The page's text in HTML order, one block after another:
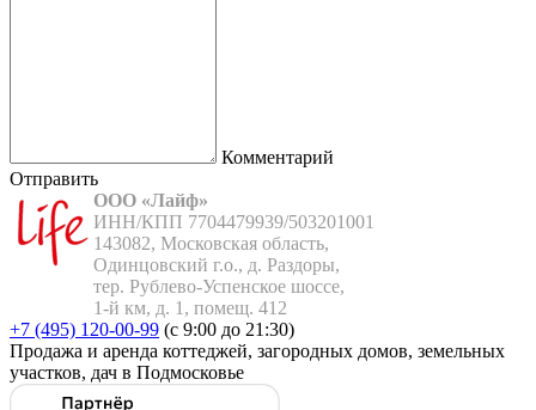
Комментарий
Отправить
ООО «Лайф»
ИНН/КПП 7704479939/503201001
143082, Московская область,
Одинцовский г.о., д. Раздоры,
тер. Рублево-Успенское шоссе,
1-й км, д. 1, помещ. 412
+7 (495) 120-00-99 (с 9:00 до 21:30)
Продажа и аренда коттеджей, загородных домов, земельных
участков, дач в Подмосковье